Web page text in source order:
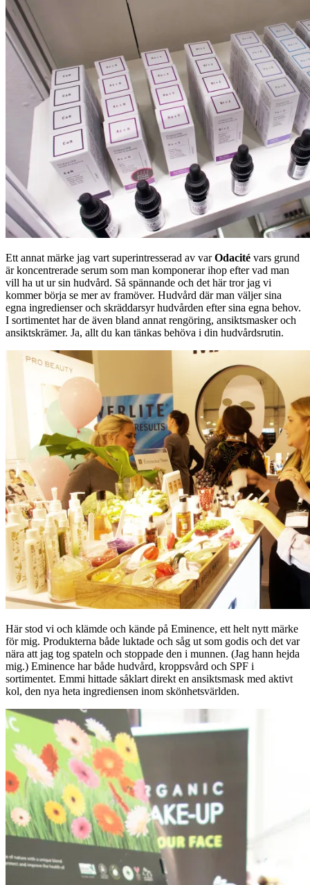
Ett annat märke jag vart superintresserad av varOdacité vars grund
är koncentrerade serum som man komponerar ihop efter vad man
vill ha ut ur sin hudvård. Så spännande och det här tror jag vi
kommer börja se mer av framöver. Hudvård där man väljer sina
egna ingredienser och skräddarsyr hudvården efter sina egna behov.
I sortimentet har de även bland annat rengöring, ansiktsmasker och
ansiktskrämer. Ja, allt du kan tänkas behöva i din hudvårdsrutin.
Här stod vi och klämde och kände på Eminence, ett helt nytt märke
för mig. Produkterna både luktade och såg ut som godis och det var
nära att jag tog spateln och stoppade den i munnen. (Jag hann hejda
mig.) Eminence har både hudvård, kroppsvård och SPF i
sortimentet. Emmi hittade såklart direkt en ansiktsmask med aktivt
kol, den nya heta ingrediensen inom skönhetsvärlden.